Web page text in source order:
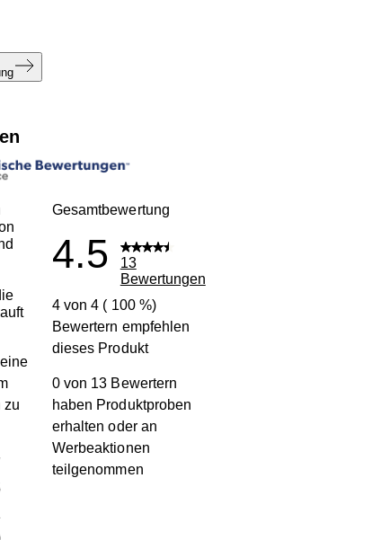
zu
Bewertungen mit 5 Sternen.
Bewertungen mit 4 Sternen.
Bewertung mit 3 Sternen.
Gesamtbewertung
4.5
13
Bewertungen
4 von 4 ( 100 %)
Bewertern empfehlen
dieses Produkt
0 von 13 Bewertern
haben Produktproben
erhalten oder an
Werbeaktionen
teilgenommen